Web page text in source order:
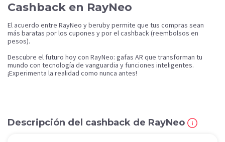
Cashback en RayNeo
El acuerdo entre RayNeo y beruby permite que tus compras sean
más baratas por los cupones y por el cashback (reembolsos en
pesos).
Descubre el futuro hoy con RayNeo: gafas AR que transforman tu
mundo con tecnología de vanguardia y funciones inteligentes.
¡Experimenta la realidad como nunca antes!
Descripción del cashback de RayNeo